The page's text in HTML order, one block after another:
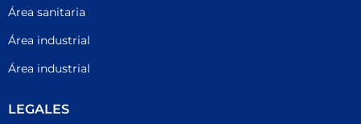
Área sanitaria
Área industrial
Área industrial
LEGALES